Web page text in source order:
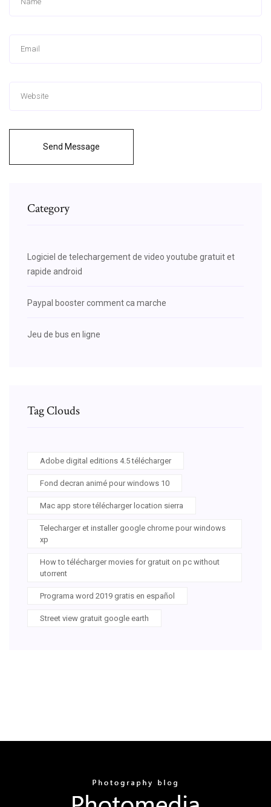
Send Message
Category
Logiciel de telechargement de video youtube gratuit et
rapide android
Paypal booster comment ca marche
Jeu de bus en ligne
Tag Clouds
Adobe digital editions 4.5 télécharger
Fond decran animé pour windows 10
Mac app store télécharger location sierra
Telecharger et installer google chrome pour windows
xp
How to télécharger movies for gratuit on pc without
utorrent
Programa word 2019 gratis en español
Street view gratuit google earth